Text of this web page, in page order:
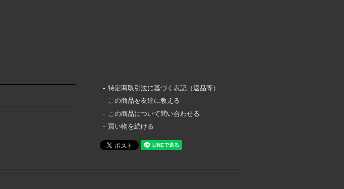
特定商取引法に基づく表記（返品等）
この商品を友達に教える
この商品について問い合わせる
買い物を続ける